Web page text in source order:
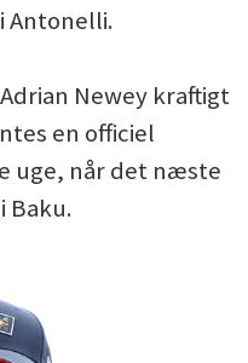
Antonelli.
Newey kraftigt
en officiel
uge, når det næste
Baku.